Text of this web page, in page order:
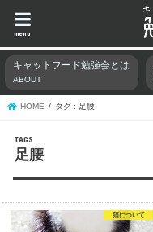
menu
キャットフード勉強会とは
ABOUT
HOME タグ : 足腰
足腰
猫について